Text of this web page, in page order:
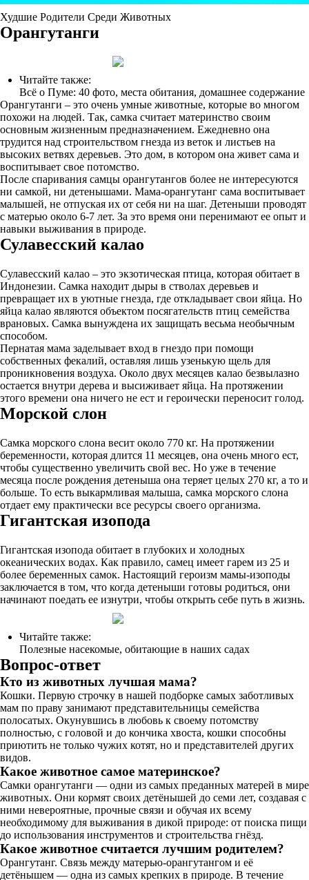
Худшие Родители Среди Животных
Орангутанги
Читайте также:
Всё о Пуме: 40 фото, места обитания, домашнее содержание
Орангутанги – это очень умные животные, которые во многом
похожи на людей. Так, самка считает материнство своим
основным жизненным предназначением. Ежедневно она
трудится над строительством гнезда из веток и листьев на
высоких ветвях деревьев. Это дом, в котором она живет сама и
воспитывает свое потомство.
После спаривания самцы орангутангов более не интересуются
ни самкой, ни детенышами. Мама-орангутанг сама воспитывает
малышей, не отпуская их от себя ни на шаг. Детеныши проводят
с матерью около 6-7 лет. За это время они перенимают ее опыт и
навыки выживания в природе.
Сулавесский калао
Сулавесский калао – это экзотическая птица, которая обитает в
Индонезии. Самка находит дыры в стволах деревьев и
превращает их в уютные гнезда, где откладывает свои яйца. Но
яйца калао являются объектом посягательств птиц семейства
врановых. Самка вынуждена их защищать весьма необычным
способом.
Пернатая мама заделывает вход в гнездо при помощи
собственных фекалий, оставляя лишь узенькую щель для
проникновения воздуха. Около двух месяцев калао безвылазно
остается внутри дерева и высиживает яйца. На протяжении
этого времени она ничего не ест и героически переносит голод.
Морской слон
Самка морского слона весит около 770 кг. На протяжении
беременности, которая длится 11 месяцев, она очень много ест,
чтобы существенно увеличить свой вес. Но уже в течение
месяца после рождения детеныша она теряет целых 270 кг, а то и
больше. То есть выкармливая малыша, самка морского слона
отдает ему практически все ресурсы своего организма.
Гигантская изопода
Гигантская изопода обитает в глубоких и холодных
океанических водах. Как правило, самец имеет гарем из 25 и
более беременных самок. Настоящий героизм мамы-изоподы
заключается в том, что когда детеныши готовы родиться, они
начинают поедать ее изнутри, чтобы открыть себе путь в жизнь.
Читайте также:
Полезные насекомые, обитающие в наших садах
Вопрос-ответ
Кто из животных лучшая мама?
Кошки. Первую строчку в нашей подборке самых заботливых
мам по праву занимают представительницы семейства
полосатых. Окунувшись в любовь к своему потомству
полностью, с головой и до кончика хвоста, кошки способны
приютить не только чужих котят, но и представителей других
видов.
Какое животное самое материнское?
Самки орангутанги — одни из самых преданных матерей в мире
животных. Они кормят своих детёнышей до семи лет, создавая с
ними невероятные, прочные связи и обучая их всему
необходимому для выживания в дикой природе: от поиска пищи
до использования инструментов и строительства гнёзд.
Какое животное считается лучшим родителем?
Орангутанг. Связь между матерью-орангутангом и её
детёнышем — одна из самых крепких в природе. В течение